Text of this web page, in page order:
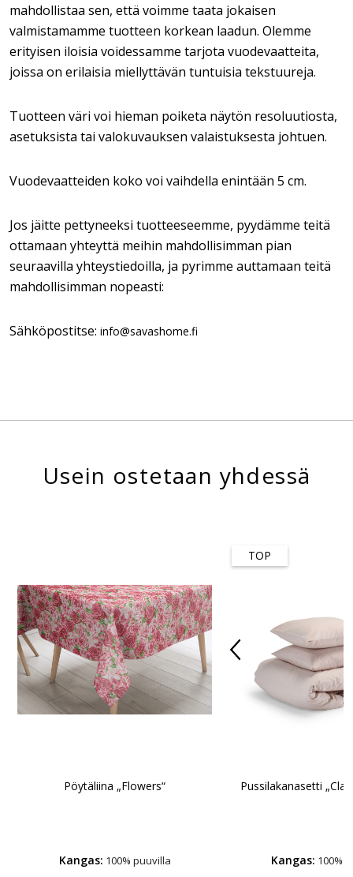
mahdollistaa sen, että voimme taata jokaisen
valmistamamme tuotteen korkean laadun. Olemme
erityisen iloisia voidessamme tarjota vuodevaatteita,
joissa on erilaisia miellyttävän tuntuisia tekstuureja.
Tuotteen väri voi hieman poiketa näytön resoluutiosta,
asetuksista tai valokuvauksen valaistuksesta johtuen.
Vuodevaatteiden koko voi vaihdella enintään 5 cm.
Jos jäitte pettyneeksi tuotteeseemme, pyydämme teitä
ottamaan yhteyttä meihin mahdollisimman pian
seuraavilla yhteystiedoilla, ja pyrimme auttamaan teitä
mahdollisimman nopeasti:
Sähköpostitse: info@savashome.fi
Usein ostetaan yhdessä
Pöytäliina „Flowers“
Kangas: 100% puuvilla
TOP
Pussilakanasetti
Kangas: 100%